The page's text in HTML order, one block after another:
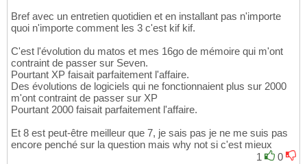
Bref avec un entretien quotidien et en installant pas n'importe
quoi n'importe comment les 3 c'est kif kif.
C'est l'évolution du matos et mes 16go de mémoire qui m'ont
contraint de passer sur Seven.
Pourtant XP faisait parfaitement l'affaire.
Des évolutions de logiciels qui ne fonctionnaient plus sur 2000
m'ont contraint de passer sur XP
Pourtant 2000 faisait parfaitement l'affaire.
Et 8 est peut-être meilleur que 7, je sais pas je ne me suis pas
encore penché sur la question mais why not si c'est mieux
1
0